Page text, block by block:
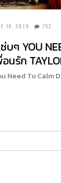
18, 2019 752
ๆ YOU
นรัก
Need To Calm